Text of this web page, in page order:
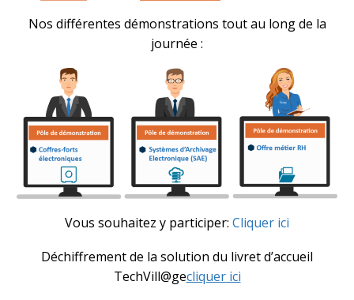
Nos différentes démonstrations tout au long de la
journée :
Vous souhaitez y participer: Cliquer ici
Déchiffrement de la solution du livret d’accueil
TechVill@gecliquer ici